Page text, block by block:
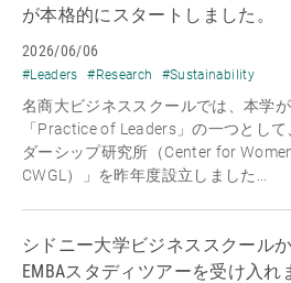
が本格的にスタートしました。
2026/06/06
#Leaders #Research #Sustainability
名商大ビジネススクールでは、本学
「Practice of Leaders」の一つとし
ダーシップ研究所（Center for
CWGL）」を昨年度設立しました...
シドニー大学ビジネススクール
EMBAスタディツアーを受け入れ